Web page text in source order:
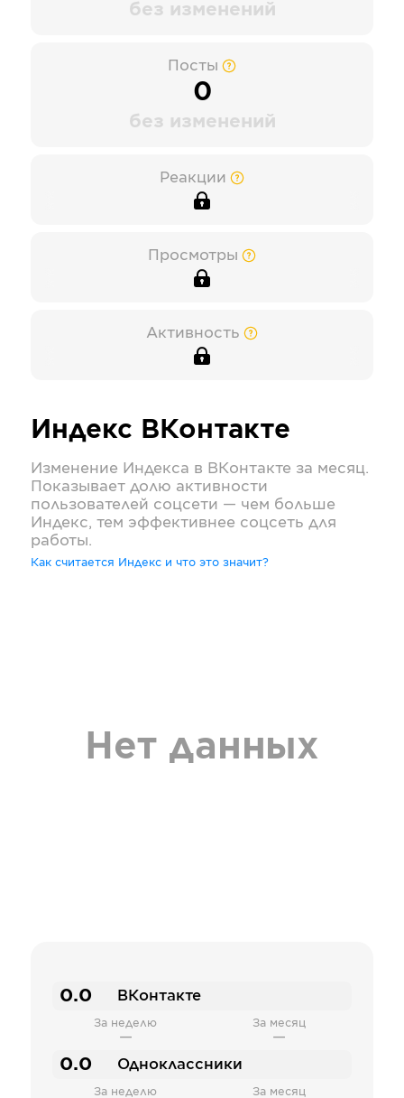
без изменений
Посты
0
без изменений
Реакции
Просмотры
Активность
Индекс ВКонтакте
Изменение Индекса в ВКонтакте за месяц.
Показывает долю активности
пользователей соцсети — чем больше
Индекс, тем эффективнее соцсеть для
работы.
Как считается Индекс и что это значит?
Нет данных
0.0 ВКонтакте
За неделю
—
За месяц
—
0.0 Одноклассники
За неделю За месяц